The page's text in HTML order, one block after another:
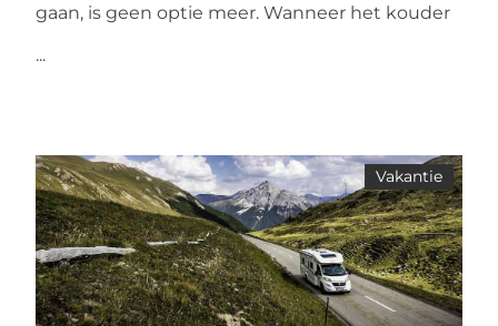
gaan, is geen optie meer. Wanneer het kouder
...
Vakantie